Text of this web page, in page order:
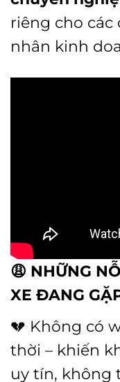
riêng cho các
nhân kinh
😩 NHỮNG
XE ĐANG
💔 Không có
thời – khiến
uy tín, không